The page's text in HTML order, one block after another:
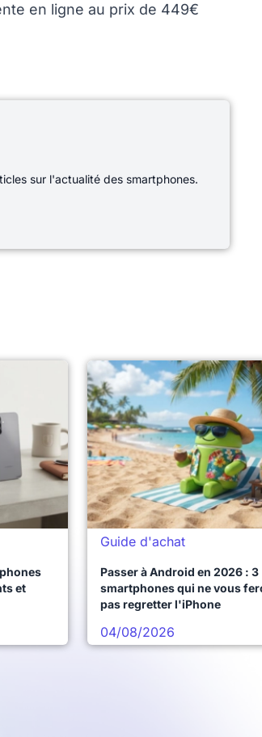
en ligne au prix de 449€
sur l'actualité des smartphones.
et
Guide d'achat
Passer à Android en 2026 : 3
smartphones qui ne vous
pas regretter l'iPhone
04/08/2026